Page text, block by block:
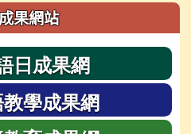
果網站
日成果網
學成果網